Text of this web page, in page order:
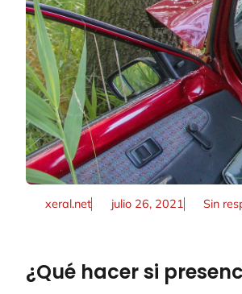
xeral.net julio 26, 2021 Sin
¿Qué hacer si